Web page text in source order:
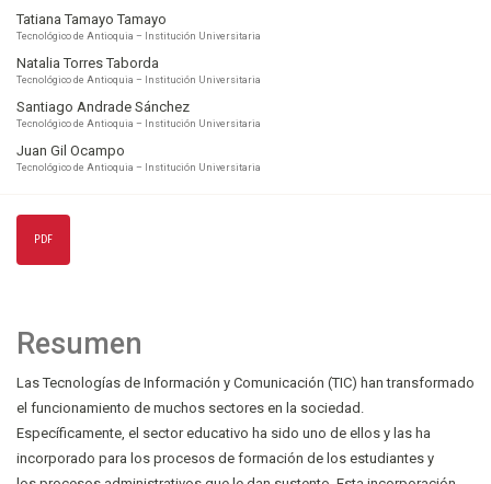
Tatiana Tamayo Tamayo
Tecnológico de Antioquia – Institución Universitaria
Natalia Torres Taborda
Tecnológico de Antioquia – Institución Universitaria
Santiago Andrade Sánchez
Tecnológico de Antioquia – Institución Universitaria
Juan Gil Ocampo
Tecnológico de Antioquia – Institución Universitaria
PDF
Resumen
Las Tecnologías de Información y Comunicación (TIC) han transformado
el funcionamiento de muchos sectores en la sociedad.
Específicamente, el sector educativo ha sido uno de ellos y las ha
incorporado para los procesos de formación de los estudiantes y